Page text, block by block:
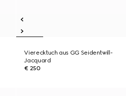
Vierecktuch aus GG Seidentwill-
Jacquard
€ 250